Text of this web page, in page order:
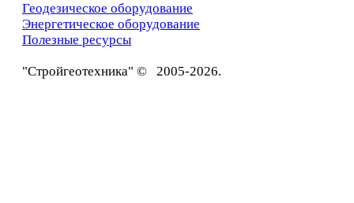
Геодезическое оборудование
Энергетическое оборудование
Полезные ресурсы
"Стройгеотехника" © 2005-2026.